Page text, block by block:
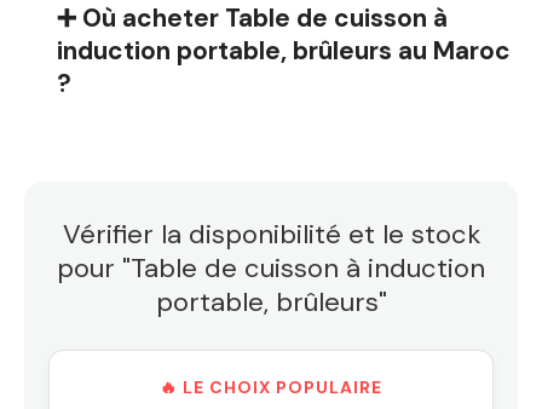
➕ Où acheter Table de cuisson à
induction portable, brûleurs au Maroc
?
Vérifier la disponibilité et le stock
pour "Table de cuisson à induction
portable, brûleurs"
🔥 LE CHOIX POPULAIRE